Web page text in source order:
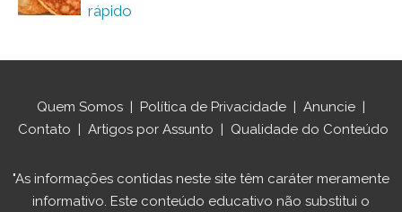
rápido
Quem Somos | Política de Privacidade | Anuncie |
Contato | Artigos por Assunto | Qualidade do Conteúdo
"As informações contidas neste site têm caráter meramente
informativo. Este conteúdo educativo não substitui o